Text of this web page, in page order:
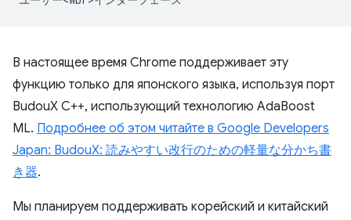
В настоящее время Chrome поддерживает эту
функцию только для японского языка, используя порт
BudouX C++, использующий технологию AdaBoost
ML. Подробнее об этом читайте в Google Developers
Japan: BudouX: 読みやすい改行のための軽量な分かち書
き器.
Мы планируем поддерживать корейский и китайский